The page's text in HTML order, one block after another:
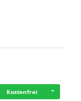
Kostenfrei